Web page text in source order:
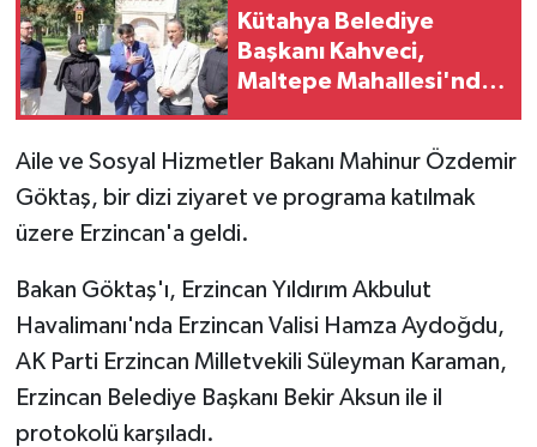
Kütahya Belediye
Başkanı Kahveci,
Maltepe Mahallesi'nde
Aile ve Sosyal Hizmetler Bakanı Mahinur Özdemir
Göktaş, bir dizi ziyaret ve programa katılmak
üzere Erzincan'a geldi.
Bakan Göktaş'ı, Erzincan Yıldırım Akbulut
Havalimanı'nda Erzincan Valisi Hamza Aydoğdu,
AK Parti Erzincan Milletvekili Süleyman Karaman,
Erzincan Belediye Başkanı Bekir Aksun ile il
protokolü karşıladı.